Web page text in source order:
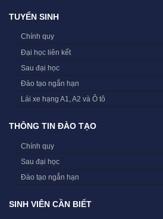
TUYỂN SINH
Chính quy
Đại học liên kết
Sau đại học
Đào tạo ngắn hạn
Lái xe hạng A1, A2 và Ô tô
THÔNG TIN ĐÀO TẠO
Chính quy
Sau đại học
Đào tạo ngắn hạn
SINH VIÊN CẦN BIẾT